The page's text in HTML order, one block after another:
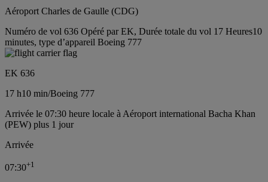
Aéroport Charles de Gaulle (CDG)
Numéro de vol 636 Opéré par EK, Durée totale du vol 17 Heures10
minutes, type d’appareil Boeing 777
EK 636
17 h10 min/Boeing 777
Arrivée le 07:30 heure locale à Aéroport international Bacha Khan
(PEW) plus 1 jour
Arrivée
07:30+1